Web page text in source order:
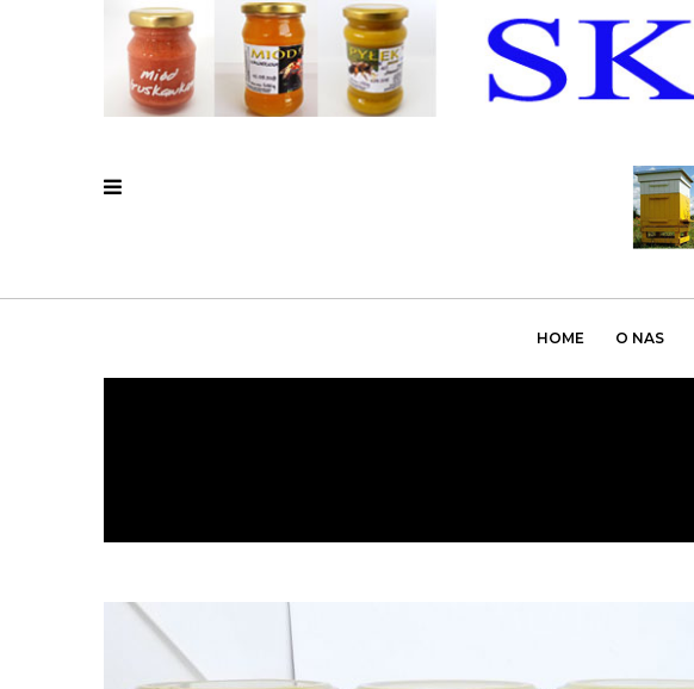
HOME O NAS